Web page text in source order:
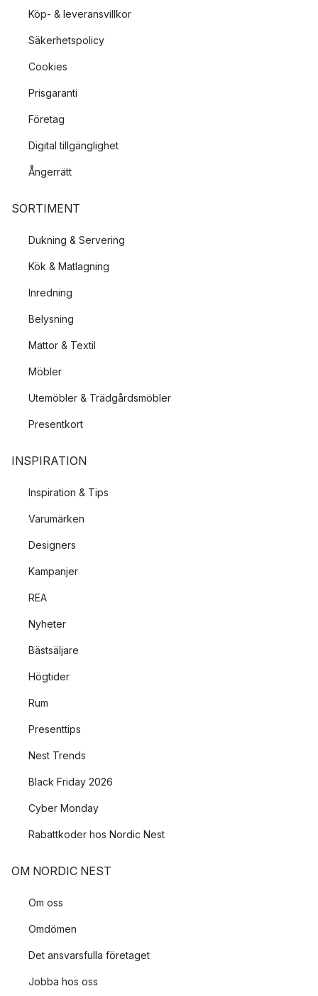
Köp- & leveransvillkor
Säkerhetspolicy
Cookies
Prisgaranti
Företag
Digital tillgänglighet
Ångerrätt
SORTIMENT
Dukning & Servering
Kök & Matlagning
Inredning
Belysning
Mattor & Textil
Möbler
Utemöbler & Trädgårdsmöbler
Presentkort
INSPIRATION
Inspiration & Tips
Varumärken
Designers
Kampanjer
REA
Nyheter
Bästsäljare
Högtider
Rum
Presenttips
Nest Trends
Black Friday 2026
Cyber Monday
Rabattkoder hos Nordic Nest
OM NORDIC NEST
Om oss
Omdömen
Det ansvarsfulla företaget
Jobba hos oss